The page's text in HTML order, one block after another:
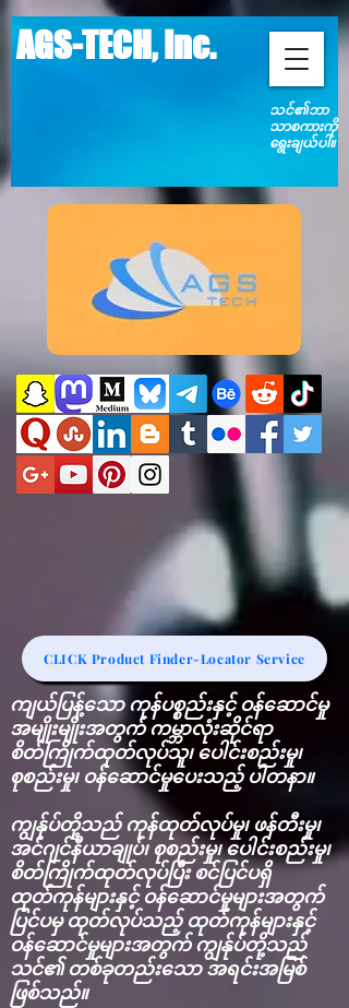
AGS-TECH, Inc.
သင်၏ဘာ
သာစကားကို
ရွေးချယ်ပါ။
CLICK Product Finder-Locator Service
ကျယ်ပြန့်သော ကုန်ပစ္စည်းနှင့် ဝန်ဆောင်မှု
အမျိုးမျိုးအတွက် ကမ္ဘာလုံးဆိုင်ရာ
စိတ်ကြိုက်ထုတ်လုပ်သူ၊ ပေါင်းစည်းမှု၊
စုစည်းမှု၊ ဝန်ဆောင်မှုပေးသည့် ပါတနာ။
ကျွန်ုပ်တို့သည် ကုန်ထုတ်လုပ်မှု၊ ဖန်တီးမှု၊
အင်ဂျင်နီယာချုပ်၊ စုစည်းမှု၊ ပေါင်းစည်းမှု၊
စိတ်ကြိုက်ထုတ်လုပ်ပြီး စင်ပြင်ပရှိ
ထုတ်ကုန်များနှင့် ဝန်ဆောင်မှုများအတွက်
ပြင်ပမှ ထုတ်လုပ်သည့် ထုတ်ကုန်များနှင့်
ဝန်ဆောင်မှုများအတွက် ကျွန်ုပ်တို့သည်
သင်၏ တစ်ခုတည်းသော အရင်းအမြစ်
ဖြစ်သည်။